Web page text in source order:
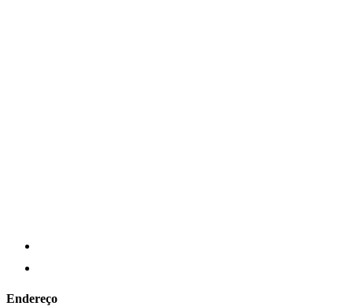
Endereço